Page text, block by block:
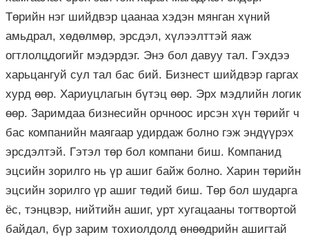
Төрийн нэг шийдвэр цаанаа хэдэн мянган хүний
амьдрал, хөдөлмөр, эрсдэл, хүлээлттэй яаж
огтлолцдогийг мэдэрдэг. Энэ бол давуу тал. Гэхдээ
харьцангуй сул тал бас бий. Бизнест шийдвэр гаргах
хурд өөр. Хариуцлагын бүтэц өөр. Эрх мэдлийн логик
өөр. Заримдаа бизнесийн орчноос ирсэн хүн төрийг ч
бас компанийн маягаар удирдаж болно гэж эндүүрэх
эрсдэлтэй. Гэтэл төр бол компани биш. Компанид
эцсийн зорилго нь үр ашиг байж болно. Харин төрийн
эцсийн зорилго үр ашиг төдий биш. Төр бол шударга
ёс, тэнцвэр, нийтийн ашиг, урт хугацааны тогтвортой
байдал, бүр зарим тохиолдолд өнөөдрийн ашигтай